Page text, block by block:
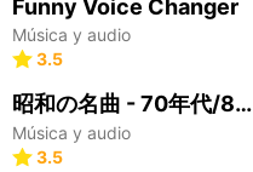
Funny Voice Changer
Música y audio
3.5
昭和の名曲 - 70年代/80年代名曲, 昭和の歌謡曲
Música y audio
3.5